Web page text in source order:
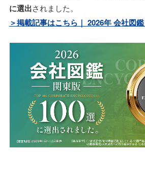
に選出されました。
＞掲載記事はこちら｜ 2026年 会社図